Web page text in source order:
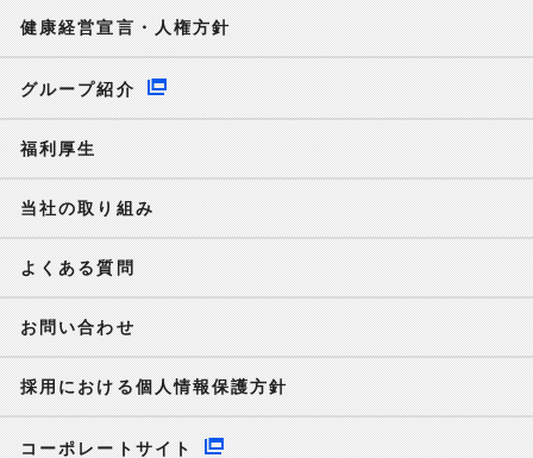
健康経営宣言・人権方針
グループ紹介
福利厚生
当社の取り組み
よくある質問
お問い合わせ
採用における個人情報保護方針
コーポレートサイト